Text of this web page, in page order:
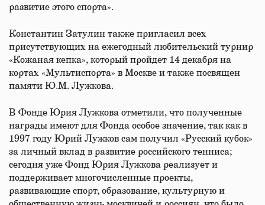
развитие этого спорта».
Константин Затулин также пригласил всех
присутствующих на ежегодный любительский турнир
«Кожаная кепка», который пройдет 14 декабря на
кортах «Мультиспорта» в Москве и также посвящен
памяти Ю.М. Лужкова.
В Фонде Юрия Лужкова отметили, что полученные
награды имеют для Фонда особое значение, так как в
1997 году Юрий Лужков сам получил «Русский кубок»
за личный вклад в развитие российского тенниса;
сегодня уже Фонд Юрия Лужкова реализует и
поддерживает многочисленные проекты,
развивающие спорт, образование, культурную и